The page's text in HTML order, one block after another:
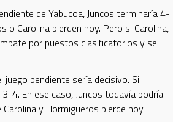
de Yabucoa, Juncos terminaría 4-
o Carolina pierden hoy. Pero si Carolina,
por puestos clasificatorios y se
pendiente sería decisivo. Si
4. En ese caso, Juncos todavía podría
y Hormigueros pierde hoy.